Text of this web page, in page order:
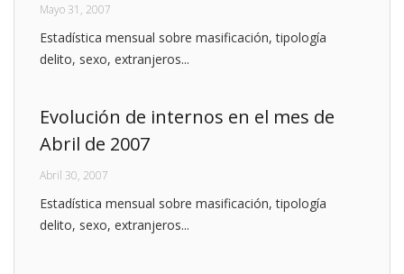
Mayo 31, 2007
Estadística mensual sobre masificación, tipología
delito, sexo, extranjeros...
Evolución de internos en el mes de
Abril de 2007
Abril 30, 2007
Estadística mensual sobre masificación, tipología
delito, sexo, extranjeros...